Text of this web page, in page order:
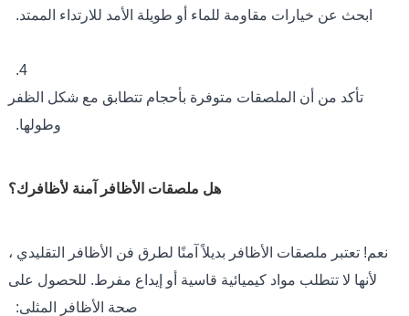
ابحث عن خيارات مقاومة للماء أو طويلة الأمد للارتداء الممتد.
4.
تأكد من أن الملصقات متوفرة بأحجام تتطابق مع شكل الظفر
وطولها.
هل ملصقات الأظافر آمنة لأظافرك؟
نعم! تعتبر ملصقات الأظافر بديلاً آمنًا لطرق فن الأظافر التقليدي ،
لأنها لا تتطلب مواد كيميائية قاسية أو إيداع مفرط. للحصول على
صحة الأظافر المثلى: